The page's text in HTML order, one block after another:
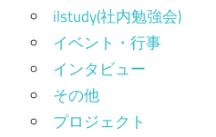
ilstudy(社内勉強会)
イベント・行事
インタビュー
その他
プロジェクト